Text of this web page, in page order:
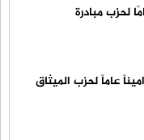
لحزب مبادرة
عاماً لحزب الميثاق